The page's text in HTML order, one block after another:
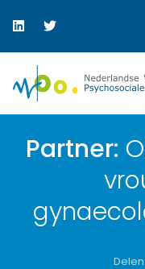
Partner:
Delen: